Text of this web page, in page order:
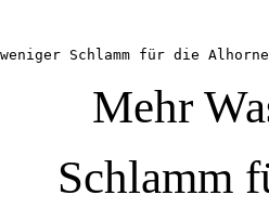
Mehr
Schlamm